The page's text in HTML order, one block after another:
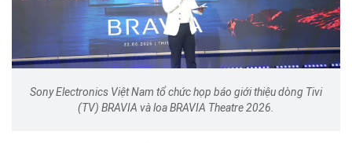
Sony Electronics Việt Nam tổ chức họp báo giới thiệu dòng Tivi
(TV) BRAVIA và loa BRAVIA Theatre 2026.